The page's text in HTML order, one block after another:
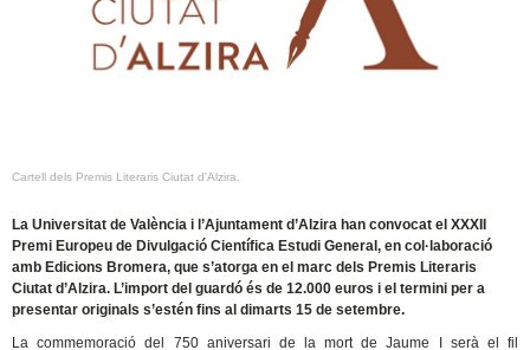
Cartell dels Premis Literaris Ciutat d'Alzira.
La Universitat de València i l’Ajuntament d’Alzira han convocat el XXXII
Premi Europeu de Divulgació Científica Estudi General, en col·laboració
amb Edicions Bromera, que s’atorga en el marc dels Premis Literaris
Ciutat d’Alzira. L’import del guardó és de 12.000 euros i el termini per a
presentar originals s’estén fins al dimarts 15 de setembre.
La commemoració del 750 aniversari de la mort de Jaume I serà el fil